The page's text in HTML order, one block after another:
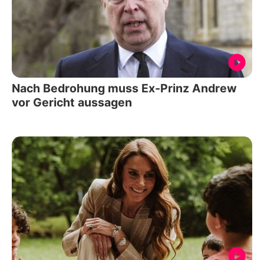
Nach Bedrohung muss Ex-Prinz Andrew
vor Gericht aussagen